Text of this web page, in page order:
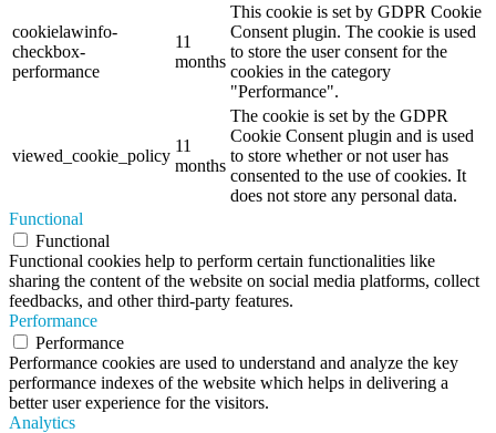
cookielawinfo-
checkbox-
performance
11
months
This cookie is set by GDPR Cookie
Consent plugin. The cookie is used
to store the user consent for the
cookies in the category
"Performance".
viewed_cookie_policy
11
months
The cookie is set by the GDPR
Cookie Consent plugin and is used
to store whether or not user has
consented to the use of cookies. It
does not store any personal data.
Functional
Functional
Functional cookies help to perform certain functionalities like
sharing the content of the website on social media platforms, collect
feedbacks, and other third-party features.
Performance
Performance
Performance cookies are used to understand and analyze the key
performance indexes of the website which helps in delivering a
better user experience for the visitors.
Analytics